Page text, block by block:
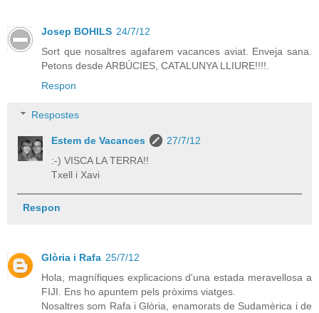
Josep BOHILS 24/7/12
Sort que nosaltres agafarem vacances aviat. Enveja sana.
Petons desde ARBÚCIES, CATALUNYA LLIURE!!!!.
Respon
Respostes
Estem de Vacances
27/7/12
:-) VISCA LA TERRA!!
Txell i Xavi
Respon
Glòria i Rafa 25/7/12
Hola, magnífiques explicacions d'una estada meravellosa a
FIJI. Ens ho apuntem pels pròxims viatges.
Nosaltres som Rafa i Glòria, enamorats de Sudamèrica i de